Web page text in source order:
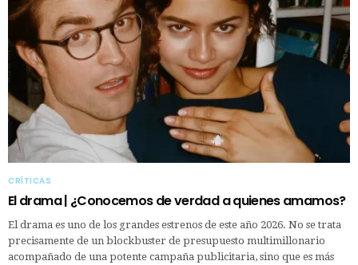
CRÍTICAS
El drama | ¿Conocemos de verdad a quienes amamos?
El drama es uno de los grandes estrenos de este año 2026. No se trata
precisamente de un blockbuster de presupuesto multimillonario
acompañado de una potente campaña publicitaria, sino que es más